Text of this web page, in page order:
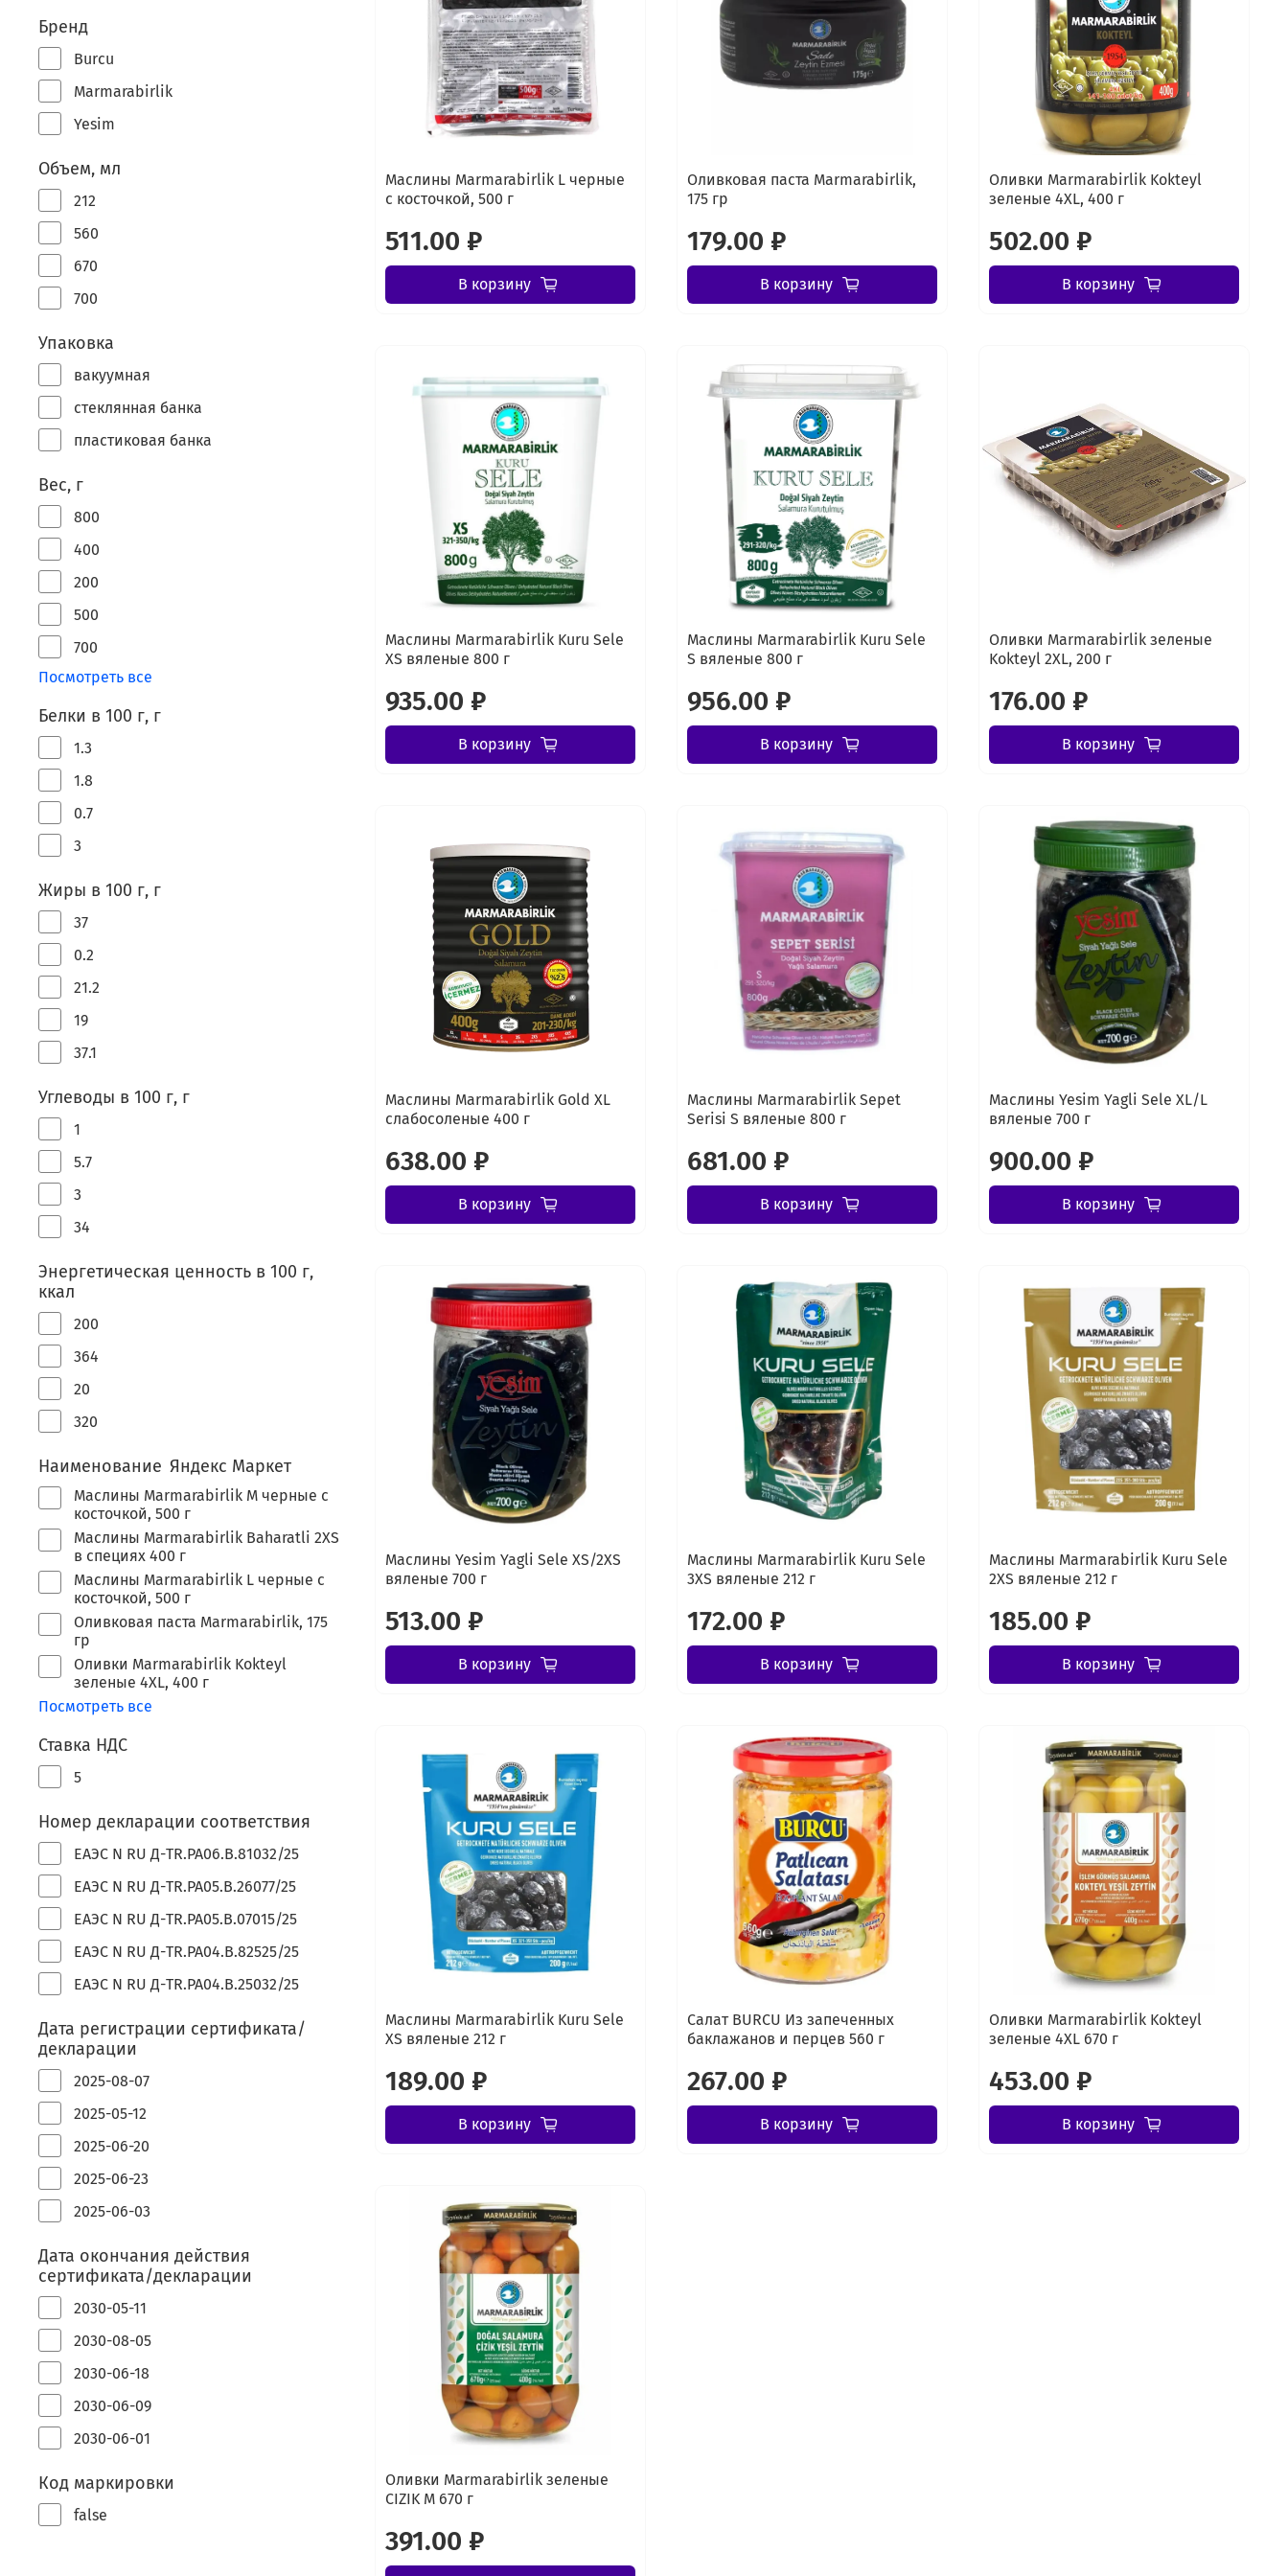
Маслины Marmarabirlik L черные
с косточкой, 500 г
511.00 ₽
В корзину
Оливковая паста Marmarabirlik,
175 гр
179.00 ₽
В корзину
Оливки Marmarabirlik Kokteyl
зеленые 4XL, 400 г
502.00 ₽
В корзину
Маслины Marmarabirlik Kuru Sele
XS вяленые 800 г
935.00 ₽
В корзину
Маслины Marmarabirlik Kuru Sele
S вяленые 800 г
956.00 ₽
В корзину
Оливки Marmarabirlik зеленые
Kokteyl 2XL, 200 г
176.00 ₽
В корзину
Маслины Marmarabirlik Gold XL
слабосоленые 400 г
638.00 ₽
В корзину
Маслины Marmarabirlik Sepet
Serisi S вяленые 800 г
681.00 ₽
В корзину
Маслины Yesim Yagli Sele XL/L
вяленые 700 г
900.00 ₽
В корзину
Маслины Yesim Yagli Sele XS/2XS
вяленые 700 г
513.00 ₽
В корзину
Маслины Marmarabirlik Kuru Sele
3XS вяленые 212 г
172.00 ₽
В корзину
Маслины Marmarabirlik Kuru Sele
2XS вяленые 212 г
185.00 ₽
В корзину
Маслины Marmarabirlik Kuru Sele
XS вяленые 212 г
189.00 ₽
В корзину
Салат BURCU Из запеченных
баклажанов и перцев 560 г
267.00 ₽
В корзину
Оливки Marmarabirlik Kokteyl
зеленые 4XL 670 г
453.00 ₽
В корзину
Оливки Marmarabirlik зеленые
CIZIK M 670 г
391.00 ₽
Бренд
Burcu
Marmarabirlik
Yesim
Объем, мл
212
560
670
700
Упаковка
вакуумная
стеклянная банка
пластиковая банка
Вес, г
800
400
200
500
700
Посмотреть все
Белки в 100 г, г
1.3
1.8
0.7
3
Жиры в 100 г, г
37
0.2
21.2
19
37.1
Углеводы в 100 г, г
1
5.7
3
34
Энергетическая ценность в 100 г,
ккал
200
364
20
320
Наименование Яндекс Маркет
Маслины Marmarabirlik М черные с
косточкой, 500 г
Маслины Marmarabirlik Baharatli 2XS
в специях 400 г
Маслины Marmarabirlik L черные с
косточкой, 500 г
Оливковая паста Marmarabirlik, 175
гр
Оливки Marmarabirlik Kokteyl
зеленые 4XL, 400 г
Посмотреть все
Ставка НДС
5
Номер декларации соответствия
ЕАЭС N RU Д-TR.РА06.В.81032/25
ЕАЭС N RU Д-TR.РА05.В.26077/25
ЕАЭС N RU Д-TR.РА05.В.07015/25
ЕАЭС N RU Д-TR.РА04.В.82525/25
ЕАЭС N RU Д-TR.РА04.В.25032/25
Дата регистрации сертификата/
декларации
2025-08-07
2025-05-12
2025-06-20
2025-06-23
2025-06-03
Дата окончания действия
сертификата/декларации
2030-05-11
2030-08-05
2030-06-18
2030-06-09
2030-06-01
Код маркировки
false